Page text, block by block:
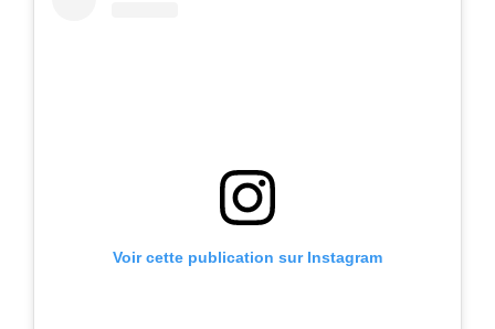
Voir cette publication sur Instagram